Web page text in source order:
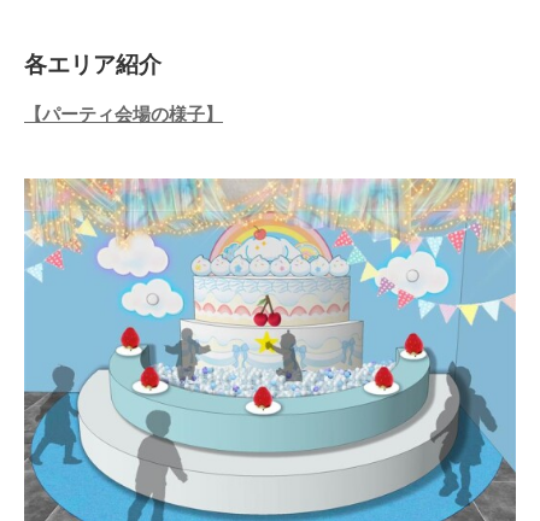
各エリア紹介
【パーティ会場の様子】